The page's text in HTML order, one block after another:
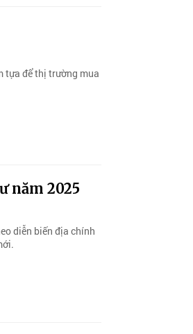
tựa để thị trường mua
năm 2025
diễn biến địa chính